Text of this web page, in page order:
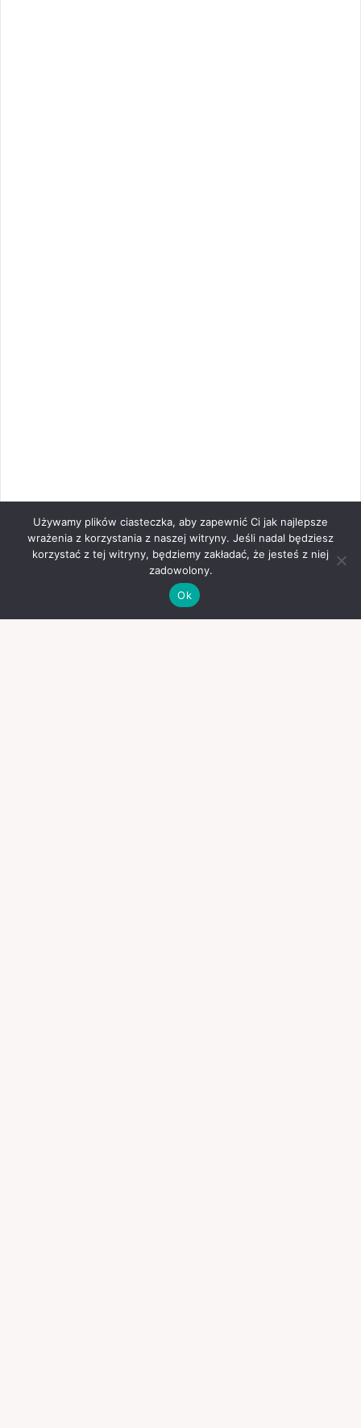
Używamy plików ciasteczka, aby zapewnić Ci jak najlepsze
wrażenia z korzystania z naszej witryny. Jeśli nadal będziesz
korzystać z tej witryny, będziemy zakładać, że jesteś z niej
zadowolony.
Ok